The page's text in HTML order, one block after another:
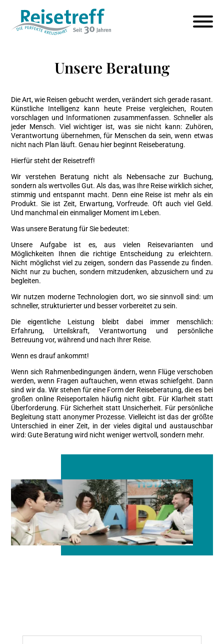
Unsere Beratung
Die Art, wie Reisen gebucht werden, verändert sich gerade rasant.
Künstliche Intelligenz kann heute Preise vergleichen, Routen
vorschlagen und Informationen zusammenfassen. Schneller als
jeder Mensch. Viel wichtiger ist, was sie nicht kann: Zuhören,
Verantwortung übernehmen, für Menschen da sein, wenn etwas
nicht nach Plan läuft. Genau hier beginnt Reiseberatung.
Hierfür steht der Reisetreff!
Wir verstehen Beratung nicht als Nebensache zur Buchung,
sondern als wertvolles Gut. Als das, was Ihre Reise wirklich sicher,
stimmig und entspannt macht. Denn eine Reise ist mehr als ein
Produkt. Sie ist Zeit, Erwartung, Vorfreude. Oft auch viel Geld.
Und manchmal ein einmaliger Moment im Leben.
Was unsere Beratung für Sie bedeutet:
Unsere Aufgabe ist es, aus vielen Reisevarianten und
Möglichkeiten Ihnen die richtige Entscheidung zu erleichtern.
Nicht möglichst viel zu zeigen, sondern das Passende zu finden.
Nicht nur zu buchen, sondern mitzudenken, abzusichern und zu
begleiten.
Wir nutzen moderne Technologien dort, wo sie sinnvoll sind: um
schneller, strukturierter und besser vorbereitet zu sein.
Die eigentliche Leistung bleibt dabei immer menschlich:
Erfahrung, Urteilskraft, Verantwortung und persönliche
Betreuung vor, während und nach Ihrer Reise.
Wenn es drauf ankommt!
Wenn sich Rahmenbedingungen ändern, wenn Flüge verschoben
werden, wenn Fragen auftauchen, wenn etwas schiefgeht. Dann
sind wir da. Wir stehen für eine Form der Reiseberatung, die es bei
großen online Reiseportalen häufig nicht gibt. Für Klarheit statt
Überforderung. Für Sicherheit statt Unsicherheit. Für persönliche
Begleitung statt anonymer Prozesse. Vielleicht ist das der größte
Unterschied in einer Zeit, in der vieles digital und austauschbar
wird: Gute Beratung wird nicht weniger wertvoll, sondern mehr.